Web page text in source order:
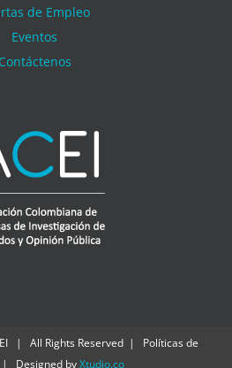
de Empleo
Eventos
Contáctenos
| All Rights Reserved | Políticas de
| Designed byXtudio.co